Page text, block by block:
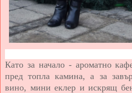
Като за начало - ароматно
пред топла камина, а за
вино, мини еклер и искрящ